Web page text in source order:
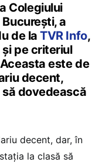
Colegiului
a
de laTVR Info,
pe criteriul
este de
decent,
dovedească
decent, dar, în
la clasă să